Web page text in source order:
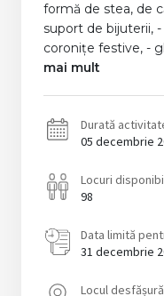
formă de stea, de
suport de bijuterii,
coronițe festive, -
mai mult
Durată
05 decembrie
Locuri
98
Data limită
31 decembrie
Locul